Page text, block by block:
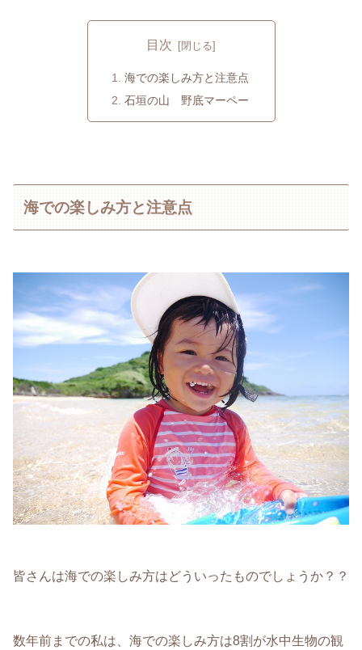
目次
海での楽しみ方と注意点
石垣の山 野底マーペー
海での楽しみ方と注意点
皆さんは海での楽しみ方はどういったものでしょうか？？
数年前までの私は、海での楽しみ方は8割が水中生物の観